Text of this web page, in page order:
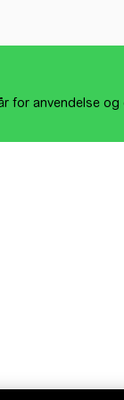
for anvendelse og